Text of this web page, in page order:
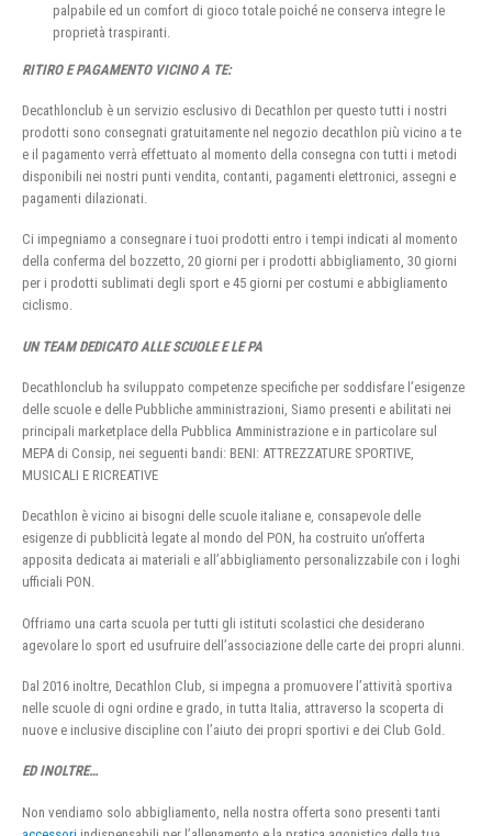
palpabile ed un comfort di gioco totale poiché ne conserva integre le
proprietà traspiranti.
RITIRO E PAGAMENTO VICINO A TE:
Decathlonclub è un servizio esclusivo di Decathlon per questo tutti i nostri
prodotti sono consegnati gratuitamente nel negozio decathlon più vicino a te
e il pagamento verrà effettuato al momento della consegna con tutti i metodi
disponibili nei nostri punti vendita, contanti, pagamenti elettronici, assegni e
pagamenti dilazionati.
Ci impegniamo a consegnare i tuoi prodotti entro i tempi indicati al momento
della conferma del bozzetto, 20 giorni per i prodotti abbigliamento, 30 giorni
per i prodotti sublimati degli sport e 45 giorni per costumi e abbigliamento
ciclismo.
UN TEAM DEDICATO ALLE SCUOLE E LE PA
Decathlonclub ha sviluppato competenze specifiche per soddisfare l’esigenze
delle scuole e delle Pubbliche amministrazioni, Siamo presenti e abilitati nei
principali marketplace della Pubblica Amministrazione e in particolare sul
MEPA di Consip, nei seguenti bandi: BENI: ATTREZZATURE SPORTIVE,
MUSICALI E RICREATIVE
Decathlon è vicino ai bisogni delle scuole italiane e, consapevole delle
esigenze di pubblicità legate al mondo del PON, ha costruito un’offerta
apposita dedicata ai materiali e all’abbigliamento personalizzabile con i loghi
ufficiali PON.
Offriamo una carta scuola per tutti gli istituti scolastici che desiderano
agevolare lo sport ed usufruire dell’associazione delle carte dei propri alunni.
Dal 2016 inoltre, Decathlon Club, si impegna a promuovere l’attività sportiva
nelle scuole di ogni ordine e grado, in tutta Italia, attraverso la scoperta di
nuove e inclusive discipline con l’aiuto dei propri sportivi e dei Club Gold.
ED INOLTRE…
Non vendiamo solo abbigliamento, nella nostra offerta sono presenti tanti